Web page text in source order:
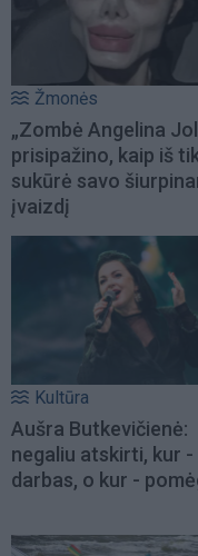
Žmonės
„Zombė Angelina
prisipažino, kaip iš
sukūrė savo
įvaizdį
Kultūra
Aušra Butkevičienė:
negaliu atskirti, kur -
darbas, o kur -